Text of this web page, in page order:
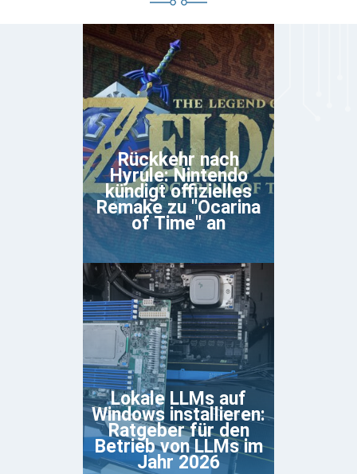
Rückkehr nach
Hyrule: Nintendo
kündigt offizielles
Remake zu "Ocarina
of Time" an
Lokale LLMs auf
Windows installieren:
Ratgeber für den
Betrieb von LLMs im
Jahr 2026